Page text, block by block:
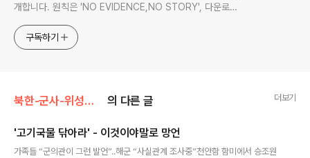
개합니다. 원칙은 'NO EVIDENCE,NO STORY', 다운로드
jesim56@gmail.com, 안보일때는 구글리더나 RSS로!!
구독하기
북한-군사-위성사진/군사 의 다른 글 더보기
'고기국물 닦아라' - 이것이야말로 망언
가족들 “군의관이 그런 발언”..해군 “사실관계 조사중”천안함 함미에서 승조원